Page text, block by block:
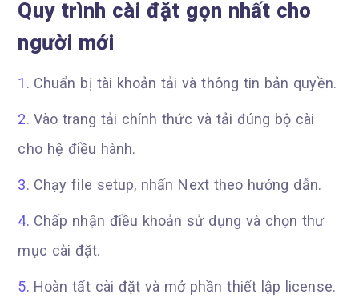
Quy trình cài đặt gọn nhất cho
người mới
Chuẩn bị tài khoản tải và thông tin bản quyền.
Vào trang tải chính thức và tải đúng bộ cài
cho hệ điều hành.
Chạy file setup, nhấn Next theo hướng dẫn.
Chấp nhận điều khoản sử dụng và chọn thư
mục cài đặt.
Hoàn tất cài đặt và mở phần thiết lập license.